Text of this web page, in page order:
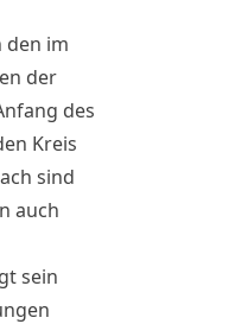
den im
der
des
Kreis
sind
auch
sein